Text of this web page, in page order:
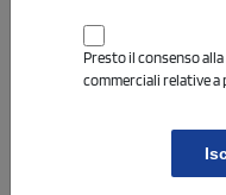
Cambio colore
Presto il consenso
commerciali relative